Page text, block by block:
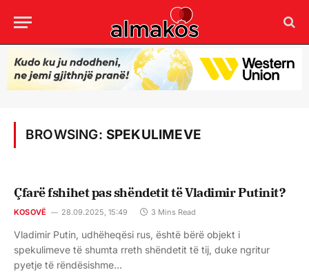
BROWSING: SPEKULIMEVE
Çfarë fshihet pas shëndetit të Vladimir Putinit?
KOSOVË 28.09.2025, 15:49 3 Mins Read
Vladimir Putin, udhëheqësi rus, është bërë objekt i
spekulimeve të shumta rreth shëndetit të tij, duke ngritur
pyetje të rëndësishme…